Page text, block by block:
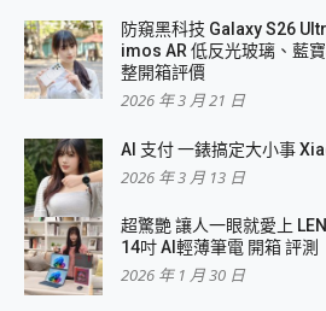
防窺黑科技 Galaxy S26
imos AR 低反光玻璃、藍
整開箱評價
2026 年 3 月 21 日
AI 支付 一錶搞定大小事
2026 年 3 月 13 日
超驚艷 讓人一眼就愛上
14吋 AI輕薄筆電 開箱 評測
2026 年 1 月 30 日